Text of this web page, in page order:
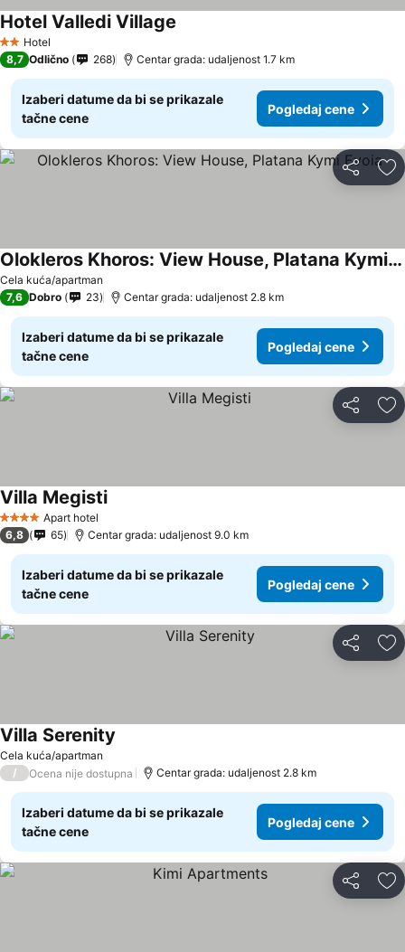
2 Zvezdice
Hotel
Hotel Valledi Village
8,7 Odlično 268 Centar grada: udaljenost 1.7 km
Izaberi datume da bi se prikazale
tačne cene
Pogledaj cene
Deli
Cela kuća/apartman
Olokleros Khoros: View House, Platana Kymi Evoia
Pogledaj cene
7,6 Dobro 23 Centar grada: udaljenost 2.8 km
Izaberi datume da bi se prikazale
tačne cene
Pogledaj cene
Deli
4 ZvezdiceApart hotel
Villa MegistiPogledaj cene
6,8 65 Centar grada: udaljenost 9.0 km
Izaberi datume da bi se prikazale
tačne cene
Pogledaj cene
Deli
Cela kuća/apartman
Villa Serenity
/ Ocena nije dostupna Centar grada: udaljenost 2.8 km
Izaberi datume da bi se prikazale
tačne cene
Pogledaj cene
Deli